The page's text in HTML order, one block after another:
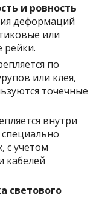
и ровность
деформаций
или
по
или клея,
точечные
внутри
с учетом
кабелей
светового